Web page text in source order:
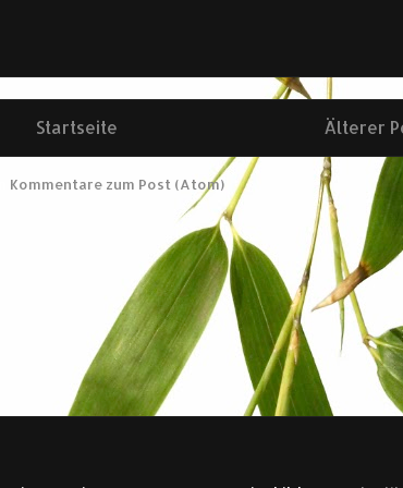
Älterer
Startseite
Kommentare zum Post (Atom)